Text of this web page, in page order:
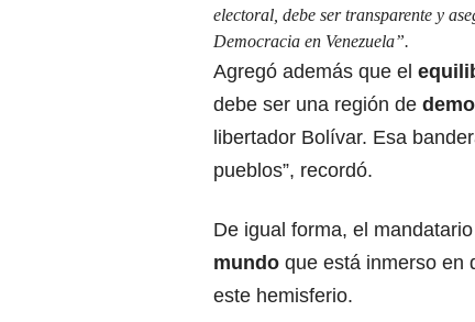
electoral, debe ser transparente y
Democracia en Venezuela”.
Agregó además que el
debe ser una región de
libertador Bolívar. Esa
pueblos”, recordó.
De igual forma, el mandatario
mundo que está inmerso en
este hemisferio.